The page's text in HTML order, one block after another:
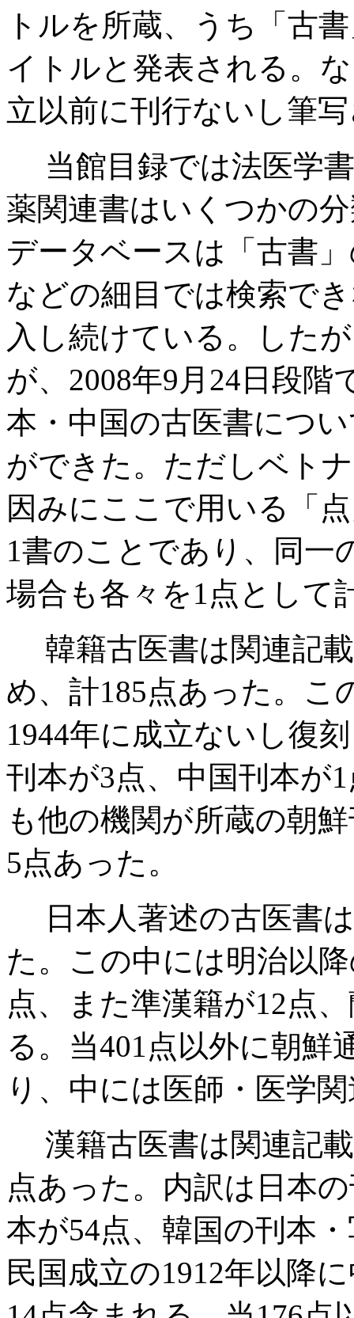
トルを所蔵、うち「古
イトルと発表される。
立以前に刊行ないし筆
当館目録では法医学
薬関連書はいくつかの
データベースは「古書
などの細目では検索で
入し続けている。した
が、2008年9月24日段階
本・中国の古医書につ
ができた。ただしベト
因みにここで用いる「
1書のことであり、同一
場合も各々を1点として
韓籍古医書は関連記
め、計185点あった。こ
1944年に成立ないし復
刊本が3点、中国刊本が
も他の機関が所蔵の朝
5点あった。
日本人著述の古医書
た。この中には明治以
点、また準漢籍が12点
る。当401点以外に朝鮮
り、中には医師・医学
漢籍古医書は関連記
点あった。内訳は日本
本が54点、韓国の刊本
民国成立の1912年以降